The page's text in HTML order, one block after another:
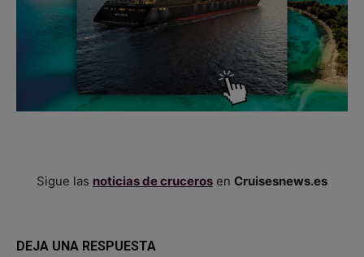
Sigue las noticias de cruceros en Cruisesnews.es
DEJA UNA RESPUESTA